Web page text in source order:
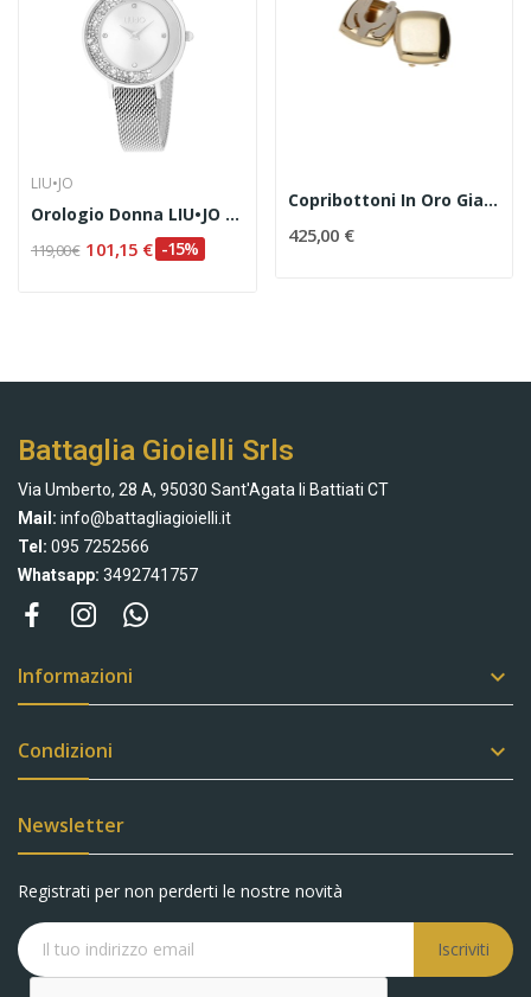
LIU•JO
Orologio Donna LIU•JO Codice TLJ1687
119,00 € 101,15 € -15%
Copribottoni In Oro Giallo 18 Kt
425,00 €
Battaglia Gioielli Srls
Via Umberto, 28 A, 95030 Sant'Agata li Battiati CT
Mail: info@battagliagioielli.it
Tel: 095 7252566
Whatsapp: 3492741757
Informazioni 
Condizioni 
Newsletter
Registrati per non perderti le nostre novità
Iscriviti